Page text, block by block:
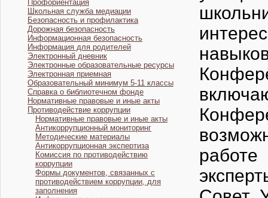
Профориентация
Школьная служба медиации
Безопасность и профилактика
Дорожная безопасность
Информационная безопасность
Информация для родителей
Электронный дневник
Электронные образовательные ресурсы
Электронная приемная
Образовательный минимум 5-11 классы
Справка о библиотечном фонде
Нормативные правовые и иные акты
Противодействие коррупции
Нормативные правовые и иные акты
Антикоррупционный мониторинг
Методические материалы
Антикоррупционная экспертиза
Комиссия по противодействию
коррупции
Формы документов, связанных с
противодействием коррупции, для
заполнения